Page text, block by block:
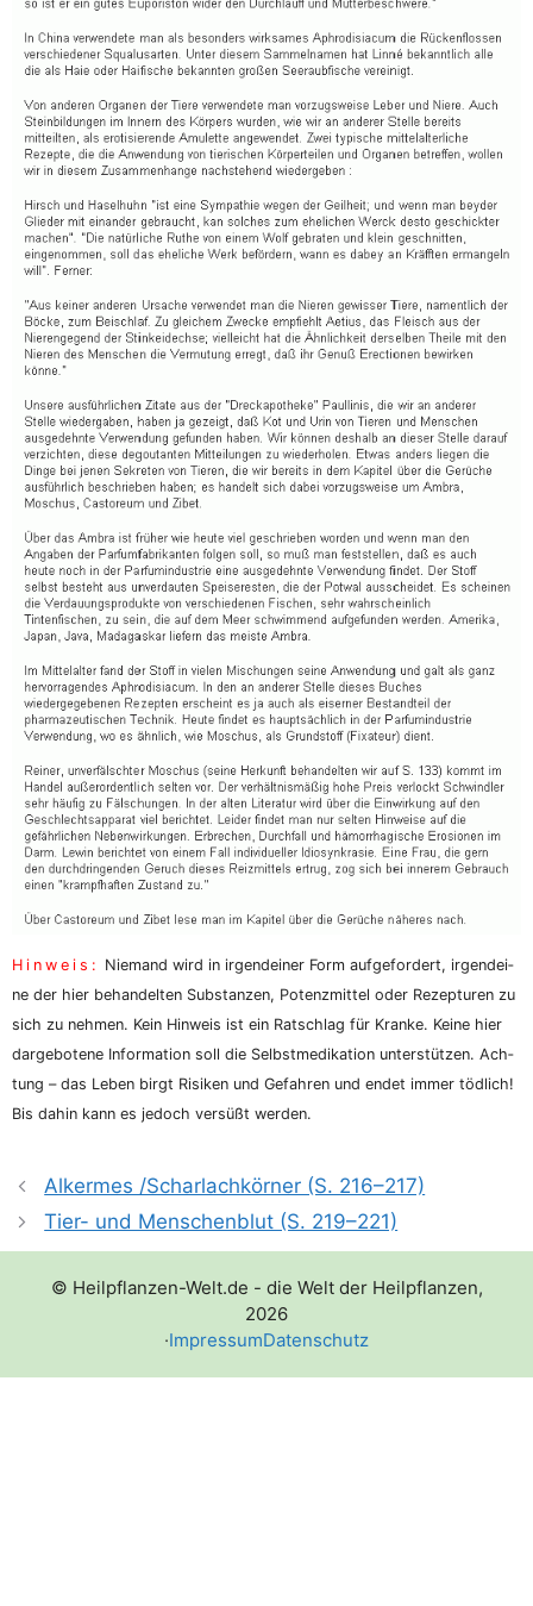
Hin­weis: Nie­mand wird in irgend­ei­ner Form auf­ge­for­dert, irgend­ei­
ne der hier behan­del­ten Sub­stan­zen, Potenz­mit­tel oder Rezep­tu­ren zu
sich zu neh­men. Kein Hin­weis ist ein Rat­schlag für Kran­ke. Kei­ne hier
dar­ge­bo­te­ne Infor­ma­ti­on soll die Selbst­me­di­ka­ti­on unter­stüt­zen. Ach­
tung – das Leben birgt Risi­ken und Gefah­ren und endet immer töd­lich!
Bis dahin kann es jedoch ver­süßt werden.
Alkermes /​Scharlachkörner (S. 216–217)
Tier- und Menschenblut (S. 219–221)
© Heilpflanzen-Welt.de - die Welt der Heilpflanzen,
2026
·ImpressumDatenschutz